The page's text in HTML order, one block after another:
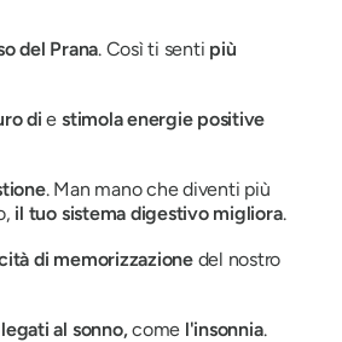
del Prana. Così ti senti più
di estimola energie positive
. Man mano che diventi più
il tuo sistema digestivo migliora.
di memorizzazionedel nostro
al sonno,come l'insonnia.